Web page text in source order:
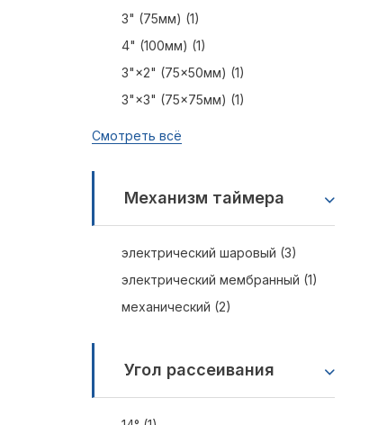
3" (75мм) (1)
4" (100мм) (1)
3"×2" (75×50мм) (1)
3"×3" (75×75мм) (1)
Смотреть всё
Механизм таймера
электрический шаровый (3)
электрический мембранный (1)
механический (2)
Угол рассеивания